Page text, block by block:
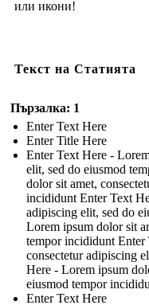
или икони!
Текст на Статията
Пързалка: 1
Enter Text Here
Enter Title Here
Enter Text Here -
elit, sed do eiusmod
dolor sit amet,
incididunt Enter Text
adipiscing elit, sed do
Lorem ipsum dolor sit
tempor incididunt Enter
consectetur adipiscing
Here - Lorem ipsum
eiusmod tempor
Enter Text Here